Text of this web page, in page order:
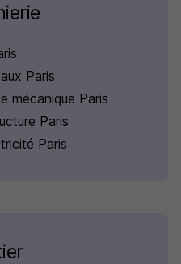
Paris
mécanique Paris
Paris
Paris